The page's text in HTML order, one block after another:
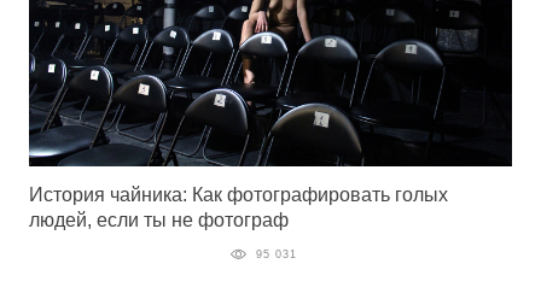
История чайника: Как фотографировать голых
людей, если ты не фотограф
95 031